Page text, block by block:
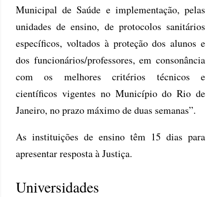
Municipal de Saúde e implementação, pelas
unidades de ensino, de protocolos sanitários
específicos, voltados à proteção dos alunos e
dos funcionários/professores, em consonância
com os melhores critérios técnicos e
científicos vigentes no Município do Rio de
Janeiro, no prazo máximo de duas semanas”.
As instituições de ensino têm 15 dias para
apresentar resposta à Justiça.
Universidades